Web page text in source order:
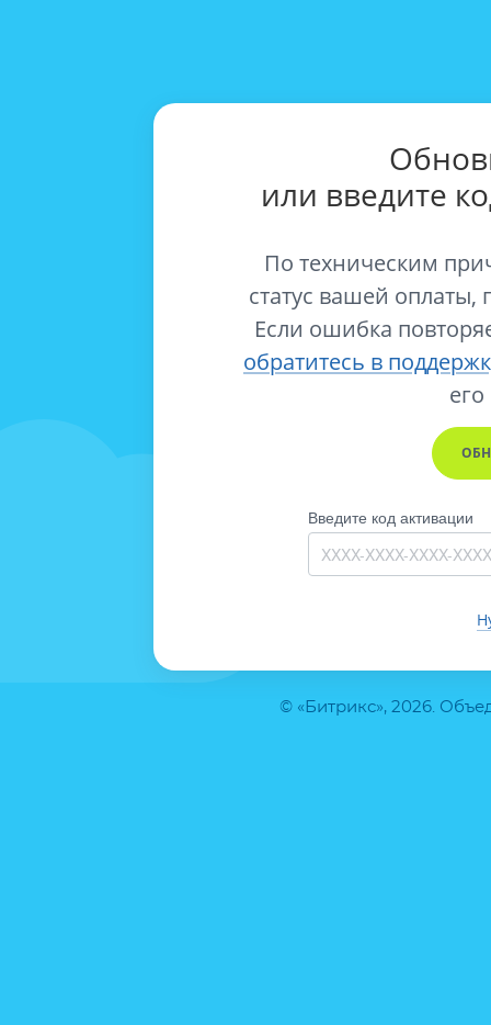
© «Битрикс», 2026.
или введите
По техническим
статус вашей оплаты,
Если ошибка
обратитесь в
его
Введите код активации